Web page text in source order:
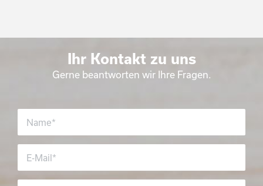
Ihr Kontakt zu uns
Gerne beantworten wir Ihre Fragen.